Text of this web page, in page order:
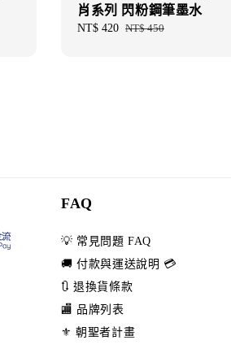
肖系列 閃粉鋼筆墨水
Sale
NT$ 420 Regular
NT$ 450
FAQ
💡 常見問題 FAQ
🚚 付款與運送說明 💳
🔃 退換貨條款
🏬 品牌列表
⚜️ 朝聖者計畫